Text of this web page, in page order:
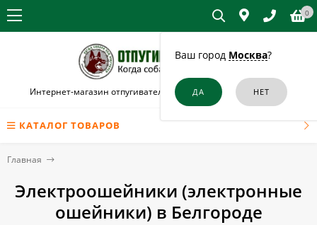
Ваш город Москва?
0
Интернет-магазин отпугивателей собак и кошек в Белгороде
КАТАЛОГ ТОВАРОВ
Главная
Электроошейники (электронные
ошейники) в Белгороде